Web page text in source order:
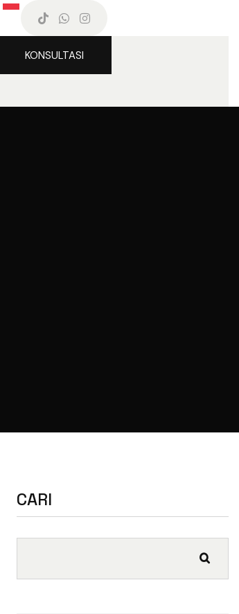
KONSULTASI
CARI